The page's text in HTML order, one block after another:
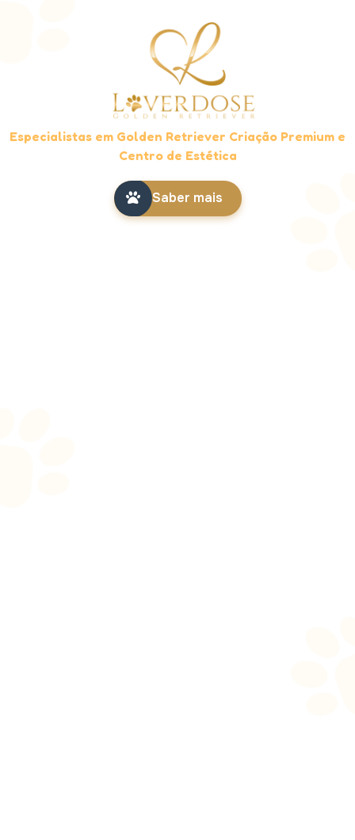
Especialistas em Golden Retriever Criação Premium e
Centro de Estética
Saber mais